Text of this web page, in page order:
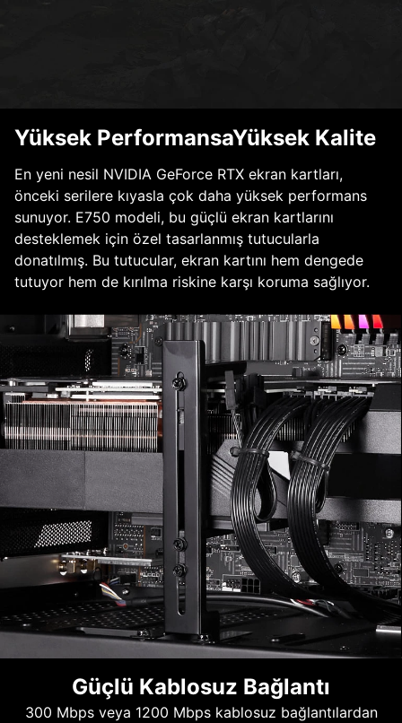
Yüksek PerformansaYüksek Kalite
En yeni nesil NVIDIA GeForce RTX ekran kartları,
önceki serilere kıyasla çok daha yüksek performans
sunuyor. E750 modeli, bu güçlü ekran kartlarını
desteklemek için özel tasarlanmış tutucularla
donatılmış. Bu tutucular, ekran kartını hem dengede
tutuyor hem de kırılma riskine karşı koruma sağlıyor.
Güçlü Kablosuz Bağlantı
300 Mbps veya 1200 Mbps kablosuz bağlantılardan